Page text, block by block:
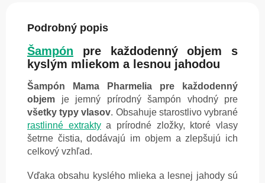
Podrobný popis
Šampón pre každodenný objem s
kyslým mliekom a lesnou jahodou
Šampón Mama Pharmelia pre každodenný
objem je jemný prírodný šampón vhodný pre
všetky typy vlasov. Obsahuje starostlivo vybrané
rastlinné extraktya prírodné zložky, ktoré vlasy
šetrne čistia, dodávajú im objem a zlepšujú ich
celkový vzhľad.
Vďaka obsahu kyslého mlieka a lesnej jahody sú